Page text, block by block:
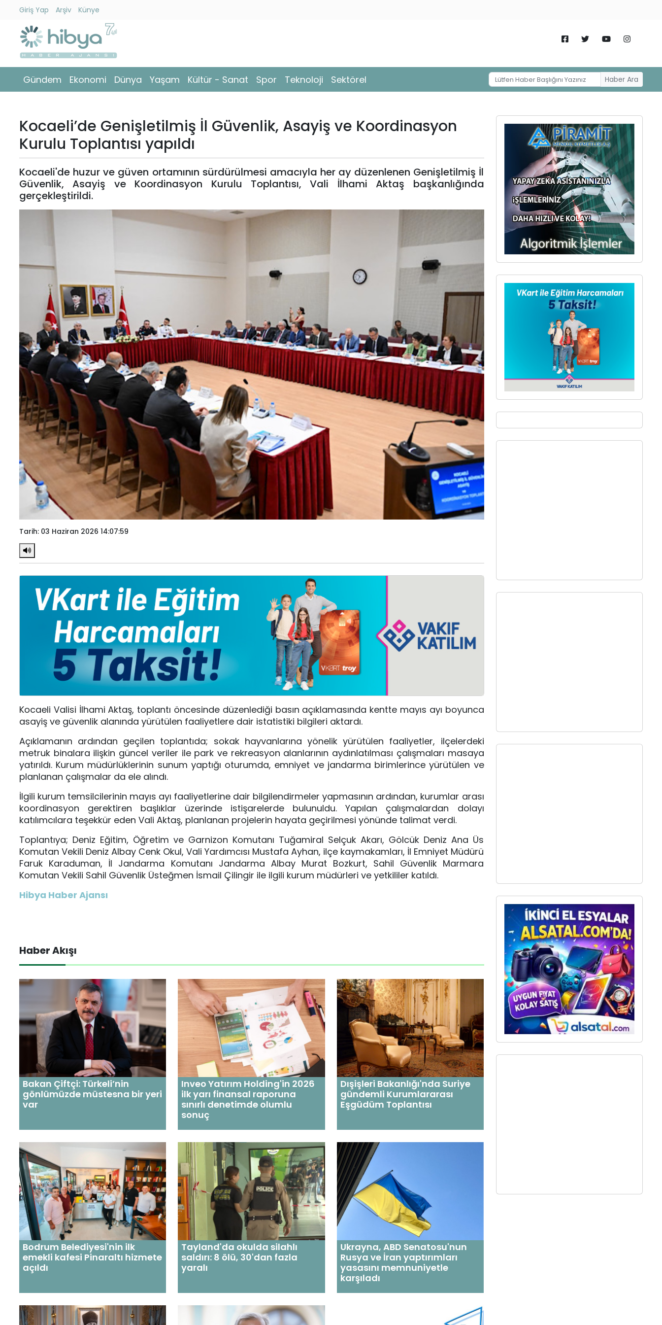
Giriş Yap Arşiv Künye
Gündem Ekonomi Dünya Yaşam Kültür - Sanat Spor Teknoloji Sektörel Haber Ara
Gündem
Ekonomi
Yaşam
Kültür
Sanat
Spor
Sektörel
Giriş
Yap
Kocaeli’de Genişletilmiş İl Güvenlik, Asayiş ve Koordinasyon
Kurulu Toplantısı yapıldı
Kocaeli'de huzur ve güven ortamının sürdürülmesi amacıyla her ay düzenlenen Genişletilmiş İl
Güvenlik, Asayiş ve Koordinasyon Kurulu Toplantısı, Vali İlhami Aktaş başkanlığında
gerçekleştirildi.
Tarih: 03 Haziran 2026 14:07:59
Kocaeli Valisi İlhami Aktaş, toplantı öncesinde düzenlediği basın açıklamasında kentte mayıs ayı boyunca
asayiş ve güvenlik alanında yürütülen faaliyetlere dair istatistiki bilgileri aktardı.
Açıklamanın ardından geçilen toplantıda; sokak hayvanlarına yönelik yürütülen faaliyetler, ilçelerdeki
metruk binalara ilişkin güncel veriler ile park ve rekreasyon alanlarının aydınlatılması çalışmaları masaya
yatırıldı. Kurum müdürlüklerinin sunum yaptığı oturumda, emniyet ve jandarma birimlerince yürütülen ve
planlanan çalışmalar da ele alındı.
İlgili kurum temsilcilerinin mayıs ayı faaliyetlerine dair bilgilendirmeler yapmasının ardından, kurumlar arası
koordinasyon gerektiren başlıklar üzerinde istişarelerde bulunuldu. Yapılan çalışmalardan dolayı
katılımcılara teşekkür eden Vali Aktaş, planlanan projelerin hayata geçirilmesi yönünde talimat verdi.
Toplantıya; Deniz Eğitim, Öğretim ve Garnizon Komutanı Tuğamiral Selçuk Akarı, Gölcük Deniz Ana Üs
Komutan Vekili Deniz Albay Cenk Okul, Vali Yardımcısı Mustafa Ayhan, ilçe kaymakamları, İl Emniyet Müdürü
Faruk Karaduman, İl Jandarma Komutanı Jandarma Albay Murat Bozkurt, Sahil Güvenlik Marmara
Komutan Vekili Sahil Güvenlik Üsteğmen İsmail Çilingir ile ilgili kurum müdürleri ve yetkililer katıldı.
Hibya Haber Ajansı
Haber Akışı
Bakan Çiftçi: Türkeli’nin
gönlümüzde müstesna bir yeri
var
Inveo Yatırım Holding'in 2026
ilk yarı finansal raporuna
sınırlı denetimde olumlu
sonuç
Dışişleri Bakanlığı'nda Suriye
gündemli Kurumlararası
Eşgüdüm Toplantısı
Bodrum Belediyesi'nin ilk
emekli kafesi Pinaraltı hizmete
açıldı
Tayland'da okulda silahlı
saldırı: 8 ölü, 30'dan fazla
yaralı
Ukrayna, ABD Senatosu'nun
Rusya ve İran yaptırımları
yasasını memnuniyetle
karşıladı